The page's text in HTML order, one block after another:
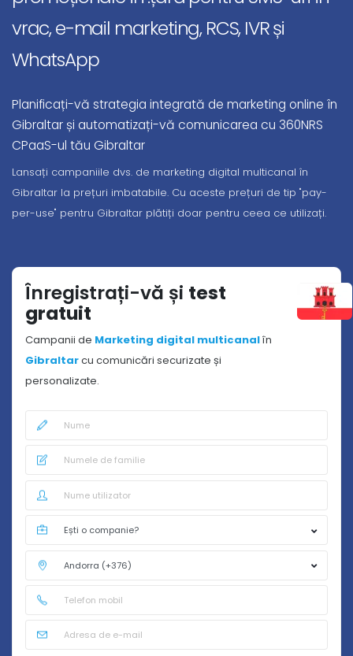
vrac, e-mail marketing, RCS, IVR și
WhatsApp
Planificați-vă strategia integrată de marketing online în
Gibraltar și automatizați-vă comunicarea cu 360NRS
CPaaS-ul tău Gibraltar
Lansați campaniile dvs. de marketing digital multicanal în
Gibraltar la prețuri imbatabile. Cu aceste prețuri de tip "pay-
per-use" pentru Gibraltar plătiți doar pentru ceea ce utilizați.
Înregistrați-vă și test
gratuit
Campanii de Marketing digital multicanalîn
Gibraltarcu comunicări securizate și
personalizate.